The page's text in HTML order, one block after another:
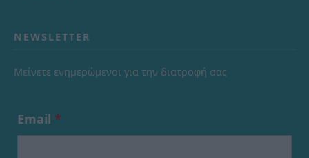
NEWSLETTER
Μείνετε ενημερώμενοι για την διατροφή σας
Email *